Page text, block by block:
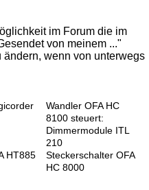
im Forum die im
von meinem ..."
wenn von unterwegs
Wandler OFA HC
8100 steuert:
Dimmermodule ITL
210
HT885
Steckerschalter OFA
HC 8000